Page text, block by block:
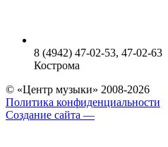
8 (4942) 47-02-53, 47-02-63
Кострома
© «Центр музыки» 2008-2026
Политика конфиденциальности
Создание сайта —